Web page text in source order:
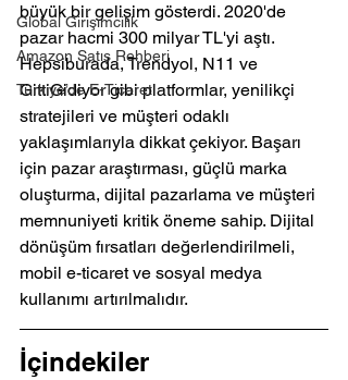
Global Girişimcilik
Amazon Satış Rehberi
Türkiye’de E-Ticaret
büyük bir gelişim gösterdi. 2020'de
pazar hacmi 300 milyar TL'yi aştı.
Hepsiburada, Trendyol, N11 ve
GittiGidiyor gibi platformlar, yenilikçi
stratejileri ve müşteri odaklı
yaklaşımlarıyla dikkat çekiyor. Başarı
için pazar araştırması, güçlü marka
oluşturma, dijital pazarlama ve müşteri
memnuniyeti kritik öneme sahip. Dijital
dönüşüm fırsatları değerlendirilmeli,
mobil e-ticaret ve sosyal medya
kullanımı artırılmalıdır.
İçindekiler